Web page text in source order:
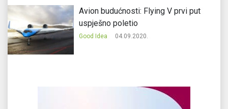
Avion budućnosti: Flying V prvi put
uspješno poletio
Good Idea 04.09.2020.